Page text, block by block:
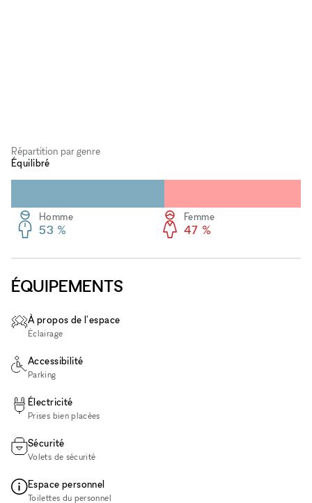
Répartition par genre
Équilibré
Femme
47 %
Homme
53 %
ÉQUIPEMENTS
À propos de l'espace
Éclairage
Accessibilité
Parking
Électricité
Prises bien placées
Sécurité
Volets de sécurité
Espace personnel
Toilettes du personnel